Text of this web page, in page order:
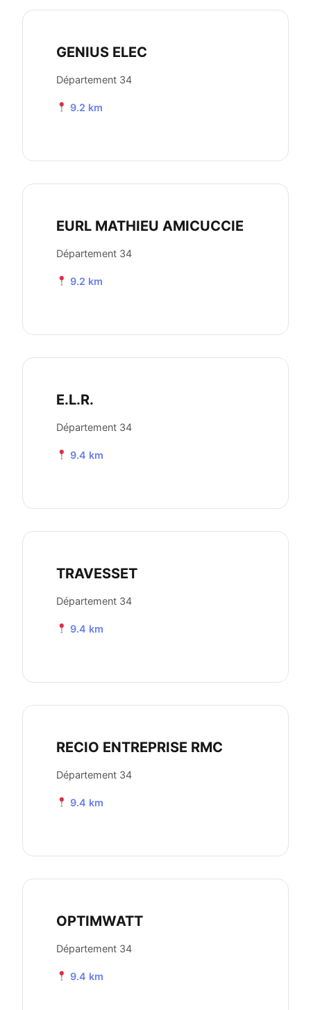
GENIUS ELEC
Département 34
9.2 km
EURL MATHIEU AMICUCCIE
Département 34
9.2 km
E.L.R.
Département 34
9.4 km
TRAVESSET
Département 34
9.4 km
RECIO ENTREPRISE RMC
Département 34
9.4 km
OPTIMWATT
Département 34
9.4 km